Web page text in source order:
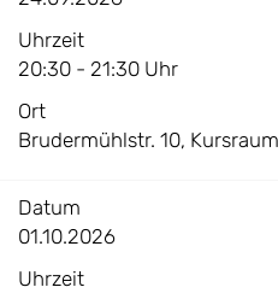
Uhrzeit
20:30 - 21:30 Uhr
Ort
Brudermühlstr. 10,
Datum
01.10.2026
Uhrzeit